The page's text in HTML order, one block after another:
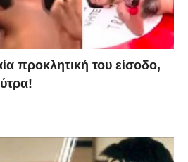
προκλητική του είσοδο,